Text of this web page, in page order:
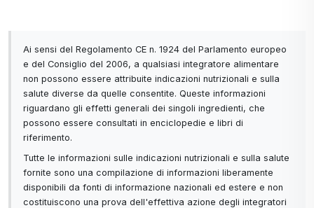
Ai sensi del Regolamento CE n. 1924 del Parlamento europeo
e del Consiglio del 2006, a qualsiasi integratore alimentare
non possono essere attribuite indicazioni nutrizionali e sulla
salute diverse da quelle consentite. Queste informazioni
riguardano gli effetti generali dei singoli ingredienti, che
possono essere consultati in enciclopedie e libri di
riferimento.
Tutte le informazioni sulle indicazioni nutrizionali e sulla salute
fornite sono una compilazione di informazioni liberamente
disponibili da fonti di informazione nazionali ed estere e non
costituiscono una prova dell'effettiva azione degli integratori